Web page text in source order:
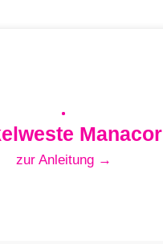
Manacor
zur Anleitung →